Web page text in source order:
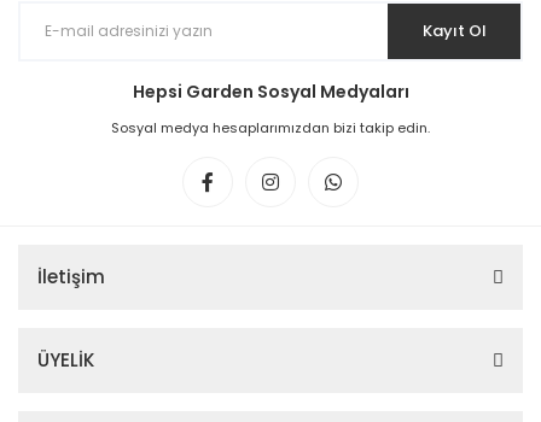
Kayıt Ol
Hepsi Garden Sosyal Medyaları
Sosyal medya hesaplarımızdan bizi takip edin.
İletişim
ÜYELİK